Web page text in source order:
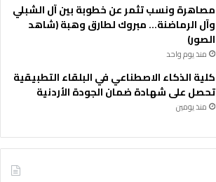
مصاهرة ونسب تثمر عن خطوبة بين آل الشبلي
وآل الرماضنة… مبروك لطارق وهبة (شاهد
الصور)
منذ يوم واحد
كلية الذكاء الاصطناعي في البلقاء التطبيقية
تحصل على شهادة ضمان الجودة الأردنية
منذ يومين